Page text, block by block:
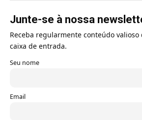
Junte-se à nossa
Receba regularmente conteúdo
caixa de entrada.
Seu nome
Email